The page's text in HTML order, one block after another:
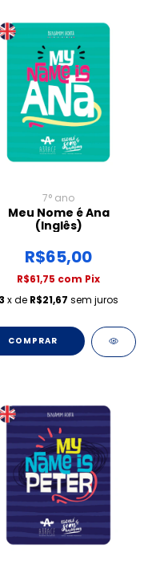
7° ano
Meu Nome é Ana
(Inglês)
R$65,00
R$61,75 com Pix
3 x de R$21,67 sem juros
COMPRAR